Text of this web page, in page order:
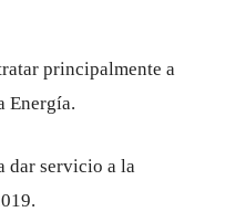
principalmente a
Energía.
dar servicio a la